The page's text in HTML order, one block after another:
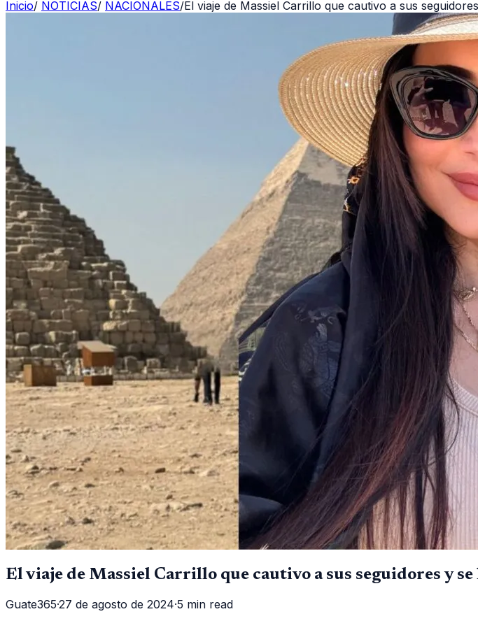
Inicio/ NOTICIAS/ NACIONALES/El viaje de Massiel Carrillo que cautivo a sus
El viaje de Massiel Carrillo que cautivo a sus seguidores y
Guate365·27 de agosto de 2024·5 min read